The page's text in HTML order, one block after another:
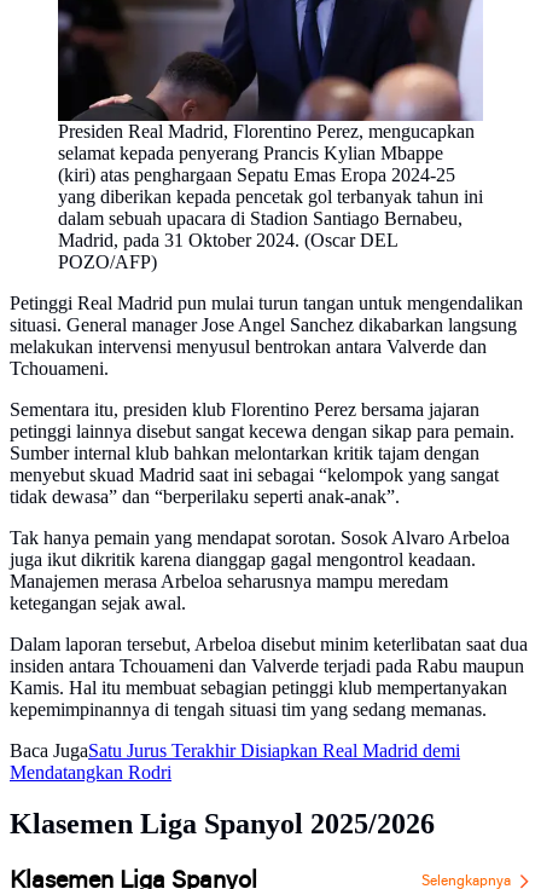
Presiden Real Madrid, Florentino Perez, mengucapkan
selamat kepada penyerang Prancis Kylian Mbappe
(kiri) atas penghargaan Sepatu Emas Eropa 2024-25
yang diberikan kepada pencetak gol terbanyak tahun ini
dalam sebuah upacara di Stadion Santiago Bernabeu,
Madrid, pada 31 Oktober 2024. (Oscar DEL
POZO/AFP)
Petinggi Real Madrid pun mulai turun tangan untuk mengendalikan
situasi. General manager Jose Angel Sanchez dikabarkan langsung
melakukan intervensi menyusul bentrokan antara Valverde dan
Tchouameni.
Sementara itu, presiden klub Florentino Perez bersama jajaran
petinggi lainnya disebut sangat kecewa dengan sikap para pemain.
Sumber internal klub bahkan melontarkan kritik tajam dengan
menyebut skuad Madrid saat ini sebagai “kelompok yang sangat
tidak dewasa” dan “berperilaku seperti anak-anak”.
Tak hanya pemain yang mendapat sorotan. Sosok Alvaro Arbeloa
juga ikut dikritik karena dianggap gagal mengontrol keadaan.
Manajemen merasa Arbeloa seharusnya mampu meredam
ketegangan sejak awal.
Dalam laporan tersebut, Arbeloa disebut minim keterlibatan saat dua
insiden antara Tchouameni dan Valverde terjadi pada Rabu maupun
Kamis. Hal itu membuat sebagian petinggi klub mempertanyakan
kepemimpinannya di tengah situasi tim yang sedang memanas.
Baca JugaSatu Jurus Terakhir Disiapkan Real Madrid demi
Mendatangkan Rodri
Klasemen Liga Spanyol 2025/2026